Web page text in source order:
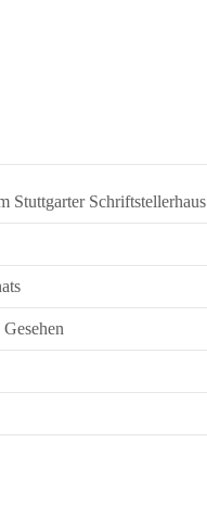
Stuttgarter Schriftstellerhaus